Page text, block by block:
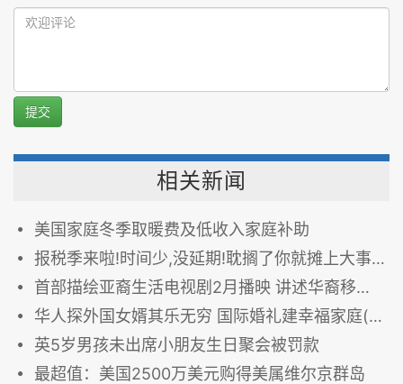
提交
相关新闻
美国家庭冬季取暖费及低收入家庭补助
报税季来啦!时间少,没延期!耽搁了你就摊上大事儿了(图)
首部描绘亚裔生活电视剧2月播映 讲述华裔移民美国梦
华人探外国女婿其乐无穷 国际婚礼建幸福家庭(图)
英5岁男孩未出席小朋友生日聚会被罚款
最超值：美国2500万美元购得美属维尔京群岛